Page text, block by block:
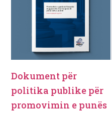
Dokument për
politika publike për
promovimin e punës